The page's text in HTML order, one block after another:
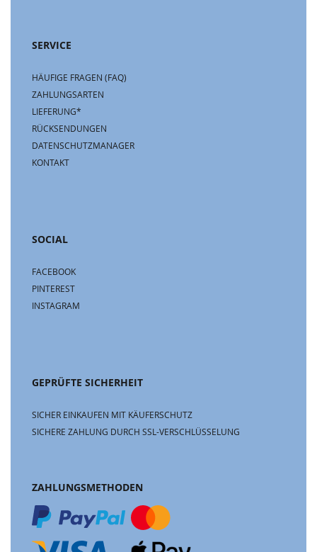
SERVICE
HÄUFIGE FRAGEN (FAQ)
ZAHLUNGSARTEN
LIEFERUNG*
RÜCKSENDUNGEN
DATENSCHUTZMANAGER
KONTAKT
SOCIAL
FACEBOOK
PINTEREST
INSTAGRAM
GEPRÜFTE SICHERHEIT
SICHER EINKAUFEN MIT KÄUFERSCHUTZ
SICHERE ZAHLUNG DURCH SSL-VERSCHLÜSSELUNG
ZAHLUNGSMETHODEN